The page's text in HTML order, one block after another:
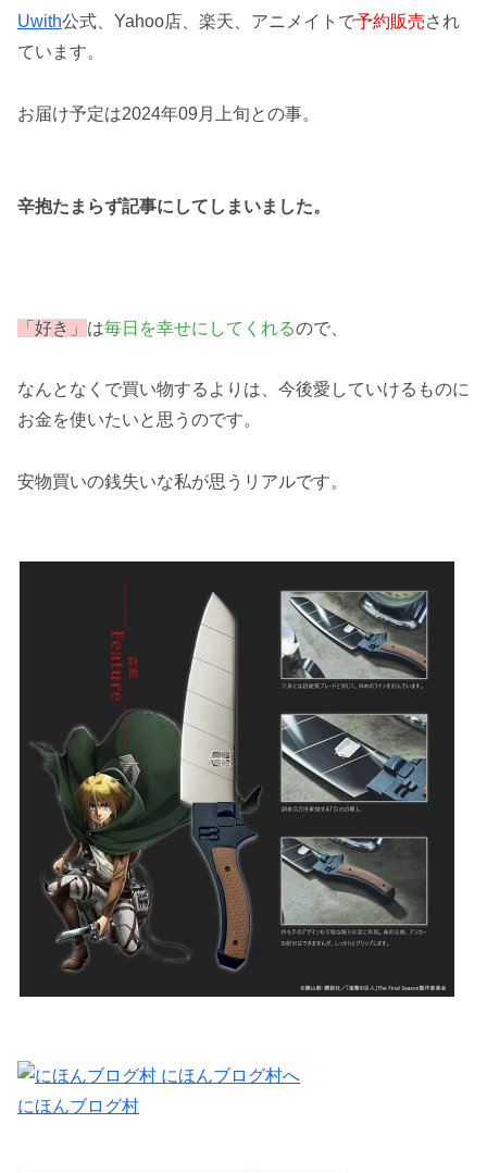
Uwith公式、Yahoo店、楽天、アニメイトで予約販売され
ています。
お届け予定は2024年09月上旬との事。
辛抱たまらず記事にしてしまいました。
「好き」 は毎日を幸せにしてくれるので、
なんとなくで買い物するよりは、今後愛していけるものに
お金を使いたいと思うのです。
安物買いの銭失いな私が思うリアルです。
にほんブログ村